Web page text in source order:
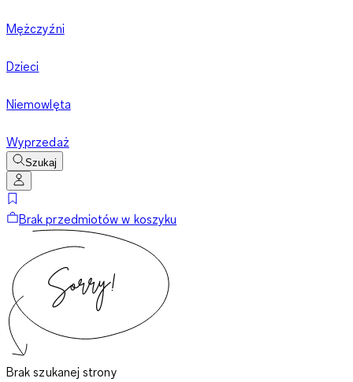
Mężczyźni
Dzieci
Niemowlęta
Wyprzedaż
Szukaj
Brak przedmiotów w koszyku
Brak szukanej strony